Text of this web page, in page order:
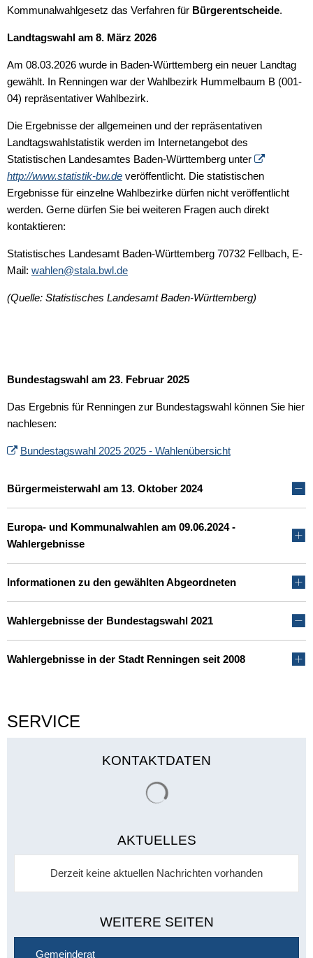
Kommunalwahlgesetz das Verfahren für Bürgerentscheide.
Landtagswahl am 8. März 2026
Am 08.03.2026 wurde in Baden-Württemberg ein neuer Landtag
gewählt. In Renningen war der Wahlbezirk Hummelbaum B (001-
04) repräsentativer Wahlbezirk.
Die Ergebnisse der allgemeinen und der repräsentativen
Landtagswahlstatistik werden im In­ternetangebot des
Statistischen Landesamtes Baden-Württemberg unter
http://www.statistik-bw.de veröffentlicht. Die statistischen
Ergebnisse für einzelne Wahlbezirke dürfen nicht veröffentlicht
werden. Gerne dürfen Sie bei weiteren Fragen auch direkt
kontaktieren:
Statistisches Landesamt Baden-Württemberg 70732 Fellbach, E-
Mail: wahlen@stala.bwl.de
(Quelle: Statistisches Landesamt Baden-Württemberg)
Bundestagswahl am 23. Februar 2025
Das Ergebnis für Renningen zur Bundestagswahl können Sie hier
nachlesen:
Bundestagswahl 2025 2025 - Wahlenübersicht
Bürgermeisterwahl am 13. Oktober 2024
Europa- und Kommunalwahlen am 09.06.2024 -
Wahlergebnisse
Informationen zu den gewählten Abgeordneten
Wahlergebnisse der Bundestagswahl 2021
Wahlergebnisse in der Stadt Renningen seit 2008
SERVICE
KONTAKTDATEN
AKTUELLES
Derzeit keine aktuellen Nachrichten vorhanden
WEITERE SEITEN
Gemeinderat